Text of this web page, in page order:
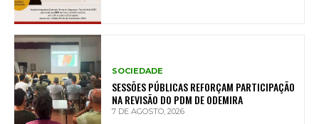
SOCIEDADE
SESSÕES PÚBLICAS REFORÇAM PARTICIPAÇÃO
NA REVISÃO DO PDM DE ODEMIRA
7 DE AGOSTO, 2026